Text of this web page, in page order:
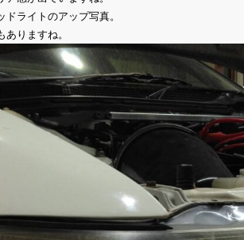
ドライトのアップ写真。
りますね。